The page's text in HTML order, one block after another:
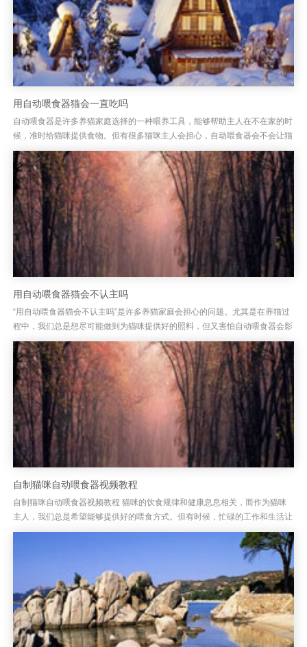
用自动喂食器猫会一直吃吗
自动喂食器是许多养猫家庭选择的一种喂养工具，能够帮助主人在不在家的时
候，准时给猫咪提供食物。但有很多猫咪主人会担心，自动喂食器会不会让猫
咪吃得过多，甚至出现猫咪一直吃的情况？其实，自动喂食器的设计初衷...
用自动喂食器猫会不认主吗
“用自动喂食器猫会不认主吗”是许多养猫家庭会担心的问题。尤其是在养猫过
程中，我们总是想尽可能做到为猫咪提供好的照料，但又害怕自动喂食器会影
响猫咪对我们的依赖和亲近感。自动喂食器的出现，解决了上班族和忙...
自制猫咪自动喂食器视频教程
自制猫咪自动喂食器视频教程 猫咪的饮食规律和健康息息相关，而作为猫咪
主人，我们总是希望能够提供好的喂食方式。但有时候，忙碌的工作和生活让
我们无法按时为猫咪喂食，这时，一款自制猫咪自动喂食器显得尤为重要...